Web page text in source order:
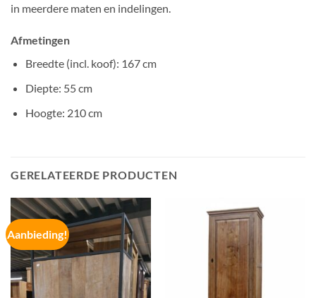
in meerdere maten en indelingen.
Afmetingen
Breedte (incl. koof): 167 cm
Diepte: 55 cm
Hoogte: 210 cm
GERELATEERDE PRODUCTEN
Aanbieding!